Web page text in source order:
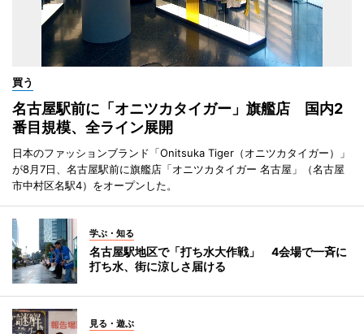
買う
名古屋駅前に「オニツカタイガー」旗艦店 国内2
番目規模、全ライン展開
日本のファッションブランド「Onitsuka Tiger（オニツカタイガー）」
が8月7日、名古屋駅前に旗艦店「オニツカタイガー 名古屋」（名古屋
市中村区名駅4）をオープンした。
学ぶ・知る
名古屋駅地区で「打ち水大作戦」 4会場で一斉に
打ち水、街に涼しさ届ける
見る・遊ぶ